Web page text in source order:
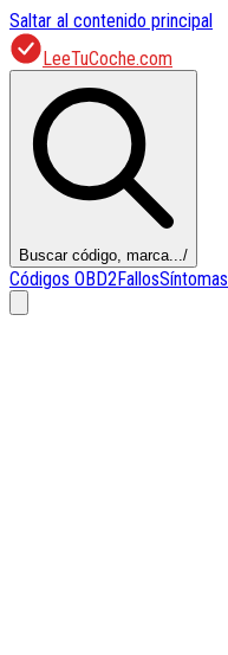
Saltar al contenido principal
LeeTuCoche.com
Buscar código, marca.../
Códigos OBD2FallosSíntomas